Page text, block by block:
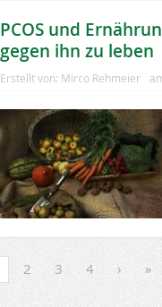
PCOS und
gegen ihn zu leben
Erstellt von: Mirco Rehmeier
2 3 4 › »